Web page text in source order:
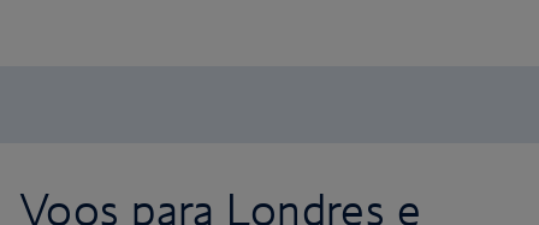
Voos para Londres e